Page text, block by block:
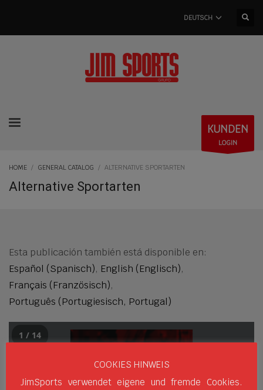
DEUTSCH
KUNDEN
LOGIN
HOME GENERAL CATALOG ALTERNATIVE SPORTARTEN
Alternative Sportarten
Esta publicación también está disponible en:
Español (Spanisch) English (Englisch)
Français (Französisch)
Português (Portugiesisch, Portugal)
1 / 14
COOKIES HINWEIS
JimSports verwendet eigene und fremde Cookies.